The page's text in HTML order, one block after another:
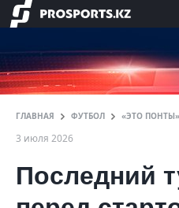
ГЛАВНАЯ ФУТБОЛ «ЭТО
3 июля 2026
Последний